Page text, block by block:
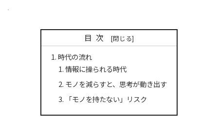
目次
時代の流れ
情報に操られる時代
モノを減らすと、思考が動き出す
「モノを持たない」リスク